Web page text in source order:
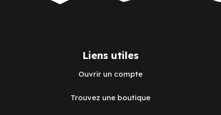
Liens utiles
Ouvrir un compte
Trouvez une boutique